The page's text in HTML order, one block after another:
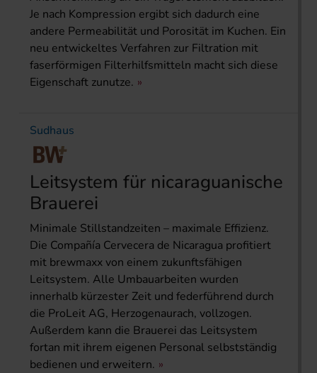
Je nach Kompression ergibt sich dadurch eine
andere Permeabilität und Porosität im Kuchen. Ein
neu entwickeltes Verfahren zur Filtration mit
faserförmigen Filterhilfsmitteln macht sich diese
Eigenschaft zunutze.
Sudhaus
Leitsystem für nicaraguanische
Brauerei
Minimale Stillstandzeiten – maximale Effizienz.
Die Compañía Cervecera de Nicaragua profitiert
mit brewmaxx von einem zukunftsfähigen
Leitsystem. Alle Umbauarbeiten wurden
innerhalb kürzester Zeit und federführend durch
die ProLeit AG, Herzogenaurach, vollzogen.
Außerdem kann die Brauerei das Leitsystem
fortan mit ihrem eigenen Personal selbstständig
bedienen und erweitern.